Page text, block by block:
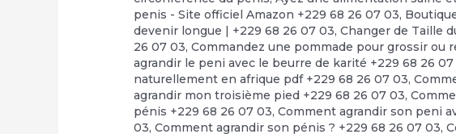
penis - Site officiel Amazon +229 68 26 07 03,
devenir longue | +229 68 26 07 03,Changer de Taille
26 07 03,Commandez une pommade pour grossir ou
agrandir le peni avec le beurre de karité +229 68 26 07
naturellement en afrique pdf +229 68 26 07 03,
agrandir mon troisième pied +229 68 26 07 03,
pénis +229 68 26 07 03,Comment agrandir son peni
03,Comment agrandir son pénis ? +229 68 26 07 03,